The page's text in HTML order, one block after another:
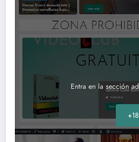
Entra en la sección
+18